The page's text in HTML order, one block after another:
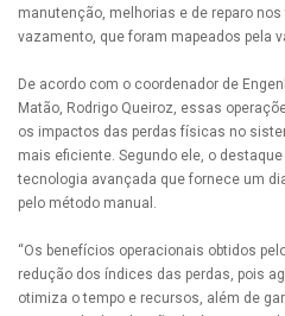
manutenção, melhorias e de reparo
vazamento, que foram mapeados pela
De acordo com o coordenador de
Matão, Rodrigo Queiroz, essas
os impactos das perdas físicas no
mais eficiente. Segundo ele, o
tecnologia avançada que fornece um
pelo método manual.
“Os benefícios operacionais obtidos
redução dos índices das perdas, pois
otimiza o tempo e recursos, além de